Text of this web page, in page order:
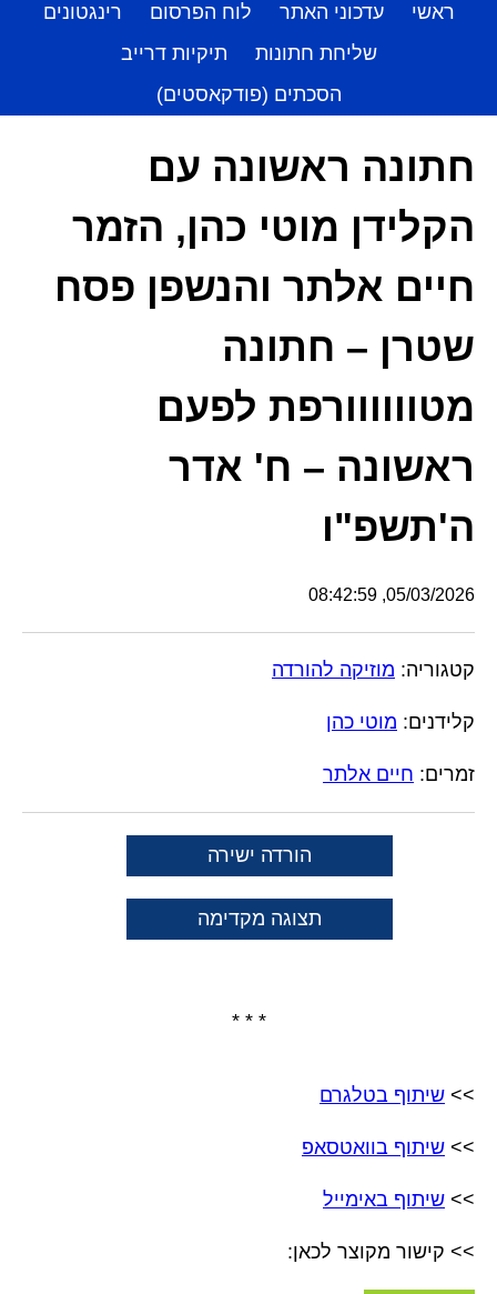
ראשי עדכוני האתר לוח הפרסום
רינגטונים
שליחת חתונות
תיקיות דרייב
הסכתים (פודקאסטים)
חתונה ראשונה עם
הקלידן מוטי כהן, הזמר
חיים אלתר והנשפן פסח
שטרן – חתונה
מטוווווורפת לפעם
ראשונה – ח' אדר
ה'תשפ"ו
05/03/2026, 08:42:59
קטגוריה: מוזיקה להורדה
קלידנים: מוטי כהן
זמרים: חיים אלתר
הורדה ישירה
תצוגה מקדימה
* * *
>> שיתוף בטלגרם
>> שיתוף בוואטסאפ
>> שיתוף באימייל
>> קישור מקוצר לכאן: